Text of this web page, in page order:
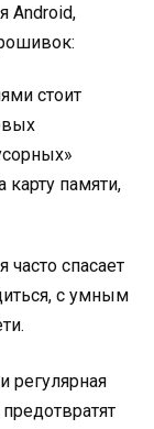
Android,
стоит
памяти,
спасает
с умным
регулярная